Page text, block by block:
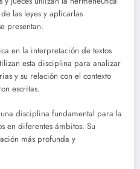
las leyes y aplicarlas
presentan.
en la interpretación de textos
esta disciplina para analizar
y su relación con el contexto
escritas.
disciplina fundamental para la
en diferentes ámbitos. Su
más profunda y